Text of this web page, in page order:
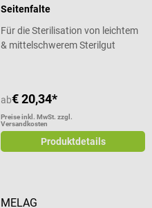
Seitenfalte
Für die Sterilisation von leichtem
& mittelschwerem Sterilgut
ab€ 20,34*
Preise inkl. MwSt. zzgl.
Versandkosten
Produktdetails
MELAG